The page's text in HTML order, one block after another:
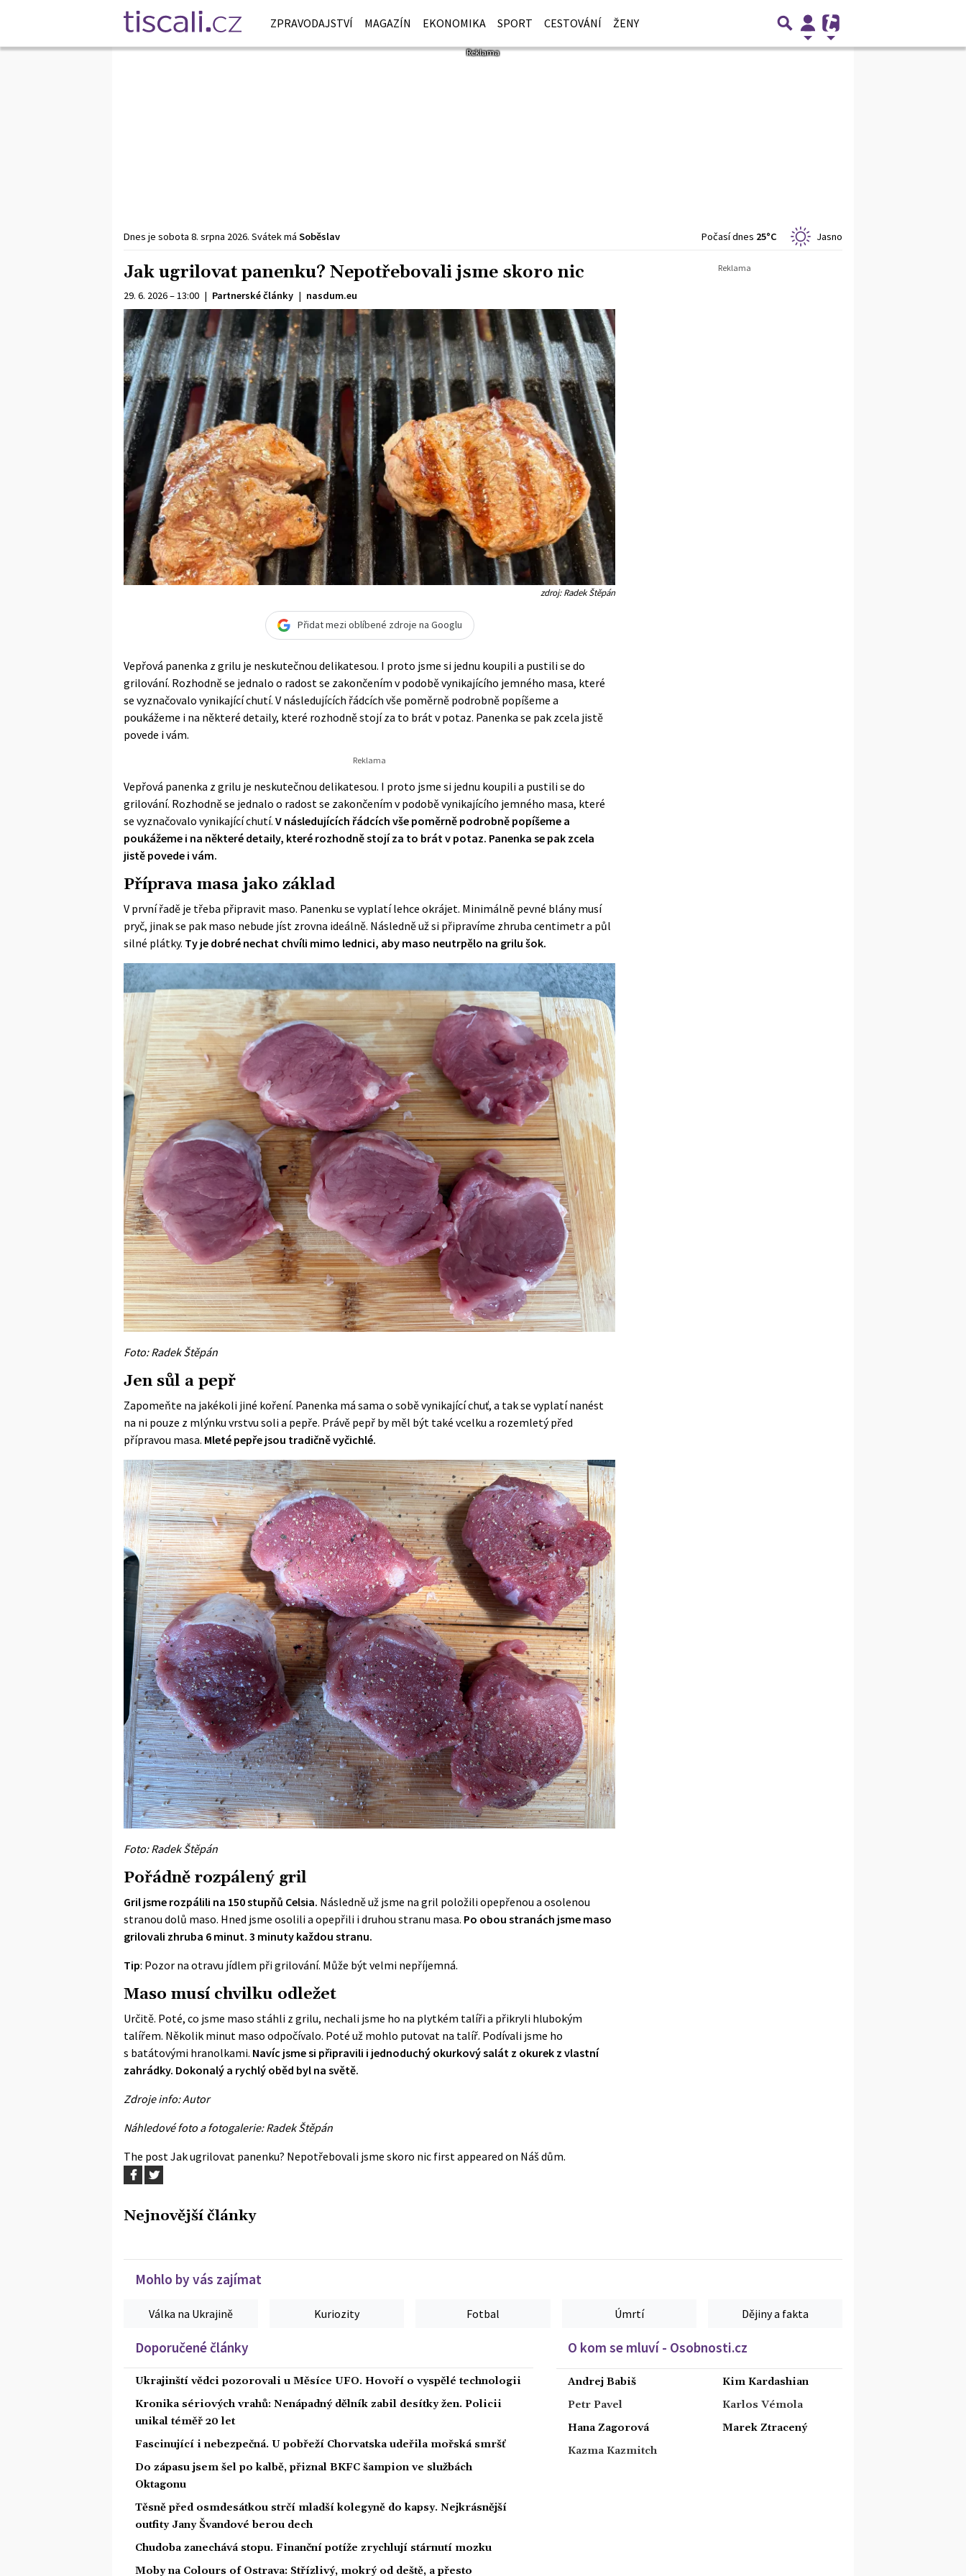
ZPRAVODAJSTVÍ MAGAZÍN EKONOMIKA SPORT CESTOVÁNÍ ŽENY
Dnes je sobota 8. srpna 2026. Svátek má Soběslav Počasí dnes 25°C Jasno
Jak ugrilovat panenku? Nepotřebovali jsme skoro nic
29. 6. 2026 – 13:00 | Partnerské články | nasdum.eu
zdroj: Radek Štěpán
Přidat mezi oblíbené zdroje na Googlu
Vepřová panenka z grilu je neskutečnou delikatesou. I proto jsme si jednu koupili a pustili se do
grilování. Rozhodně se jednalo o radost se zakončením v podobě vynikajícího jemného masa, které
se vyznačovalo vynikající chutí. V následujících řádcích vše poměrně podrobně popíšeme a
poukážeme i na některé detaily, které rozhodně stojí za to brát v potaz. Panenka se pak zcela jistě
povede i vám.
Vepřová panenka z grilu je neskutečnou delikatesou. I proto jsme si jednu koupili a pustili se do
grilování. Rozhodně se jednalo o radost se zakončením v podobě vynikajícího jemného masa, které
se vyznačovalo vynikající chutí. V následujících řádcích vše poměrně podrobně popíšeme a
poukážeme i na některé detaily, které rozhodně stojí za to brát v potaz. Panenka se pak zcela
jistě povede i vám.
Příprava masa jako základ
V první řadě je třeba připravit maso. Panenku se vyplatí lehce okrájet. Minimálně pevné blány musí
pryč, jinak se pak maso nebude jíst zrovna ideálně. Následně už si připravíme zhruba centimetr a půl
silné plátky. Ty je dobré nechat chvíli mimo lednici, aby maso neutrpělo na grilu šok.
Foto: Radek Štěpán
Jen sůl a pepř
Zapomeňte na jakékoli jiné koření. Panenka má sama o sobě vynikající chuť, a tak se vyplatí nanést
na ni pouze z mlýnku vrstvu soli a pepře. Právě pepř by měl být také vcelku a rozemletý před
přípravou masa. Mleté pepře jsou tradičně vyčichlé.
Foto: Radek Štěpán
Pořádně rozpálený gril
Gril jsme rozpálili na 150 stupňů Celsia. Následně už jsme na gril položili opepřenou a osolenou
stranou dolů maso. Hned jsme osolili a opepřili i druhou stranu masa. Po obou stranách jsme maso
grilovali zhruba 6 minut. 3 minuty každou stranu.
Tip: Pozor na otravu jídlem při grilování. Může být velmi nepříjemná.
Maso musí chvilku odležet
Určitě. Poté, co jsme maso stáhli z grilu, nechali jsme ho na plytkém talíři a přikryli hlubokým
talířem. Několik minut maso odpočívalo. Poté už mohlo putovat na talíř. Podívali jsme ho
s batátovými hranolkami. Navíc jsme si připravili i jednoduchý okurkový salát z okurek z vlastní
zahrádky. Dokonalý a rychlý oběd byl na světě.
Zdroje info: Autor
Náhledové foto a fotogalerie: Radek Štěpán
The post Jak ugrilovat panenku? Nepotřebovali jsme skoro nic first appeared on Náš dům.
Nejnovější články
Mohlo by vás zajímat
Válka na Ukrajině Kuriozity Fotbal Úmrtí Dějiny a fakta
Doporučené články
Ukrajinští vědci pozorovali u Měsíce UFO. Hovoří o vyspělé technologii
Kronika sériových vrahů: Nenápadný dělník zabil desítky žen. Policii
unikal téměř 20 let
Fascinující i nebezpečná. U pobřeží Chorvatska udeřila mořská smršť
Do zápasu jsem šel po kalbě, přiznal BKFC šampion ve službách
Oktagonu
Těsně před osmdesátkou strčí mladší kolegyně do kapsy. Nejkrásnější
outfity Jany Švandové berou dech
Chudoba zanechává stopu. Finanční potíže zrychlují stárnutí mozku
Moby na Colours of Ostrava: Střízlivý, mokrý od deště, a přesto
O kom se mluví - Osobnosti.cz
Andrej Babiš
Petr Pavel
Hana Zagorová
Kazma Kazmitch
Kim Kardashian
Karlos Vémola
Marek Ztracený